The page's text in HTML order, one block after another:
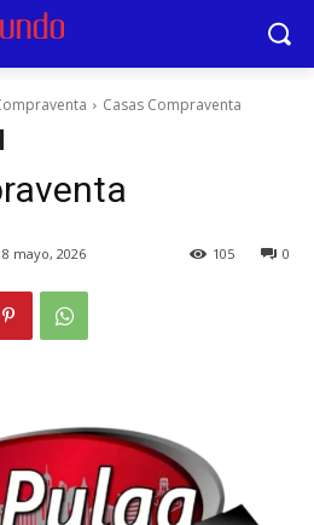
Casas Compraventa
8 mayo, 2026 0
105